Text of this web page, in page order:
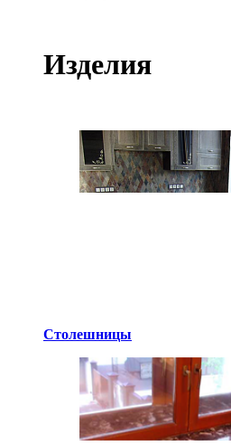
Изделия
Столешницы